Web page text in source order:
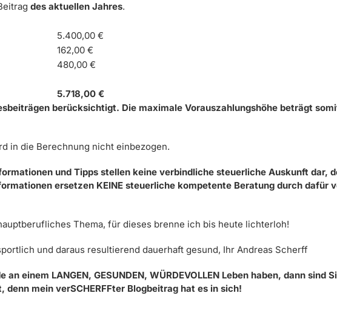
des aktuellen Jahres.
5.400,00 €
162,00 €
480,00 €
5.718,00 €
berücksichtigt. Die maximale Vorauszahlungshöhe beträgt
in die Berechnung nicht einbezogen.
und Tipps stellen keine verbindliche steuerliche Auskunft dar,
ersetzen KEINE steuerliche kompetente Beratung durch dafür
Thema, für dieses brenne ich bis heute lichterloh!
und daraus resultierend dauerhaft gesund, Ihr Andreas Scherff
an einem LANGEN, GESUNDEN, WÜRDEVOLLEN Leben haben, dann sind
mein verSCHERFFter Blogbeitrag hat es in sich!